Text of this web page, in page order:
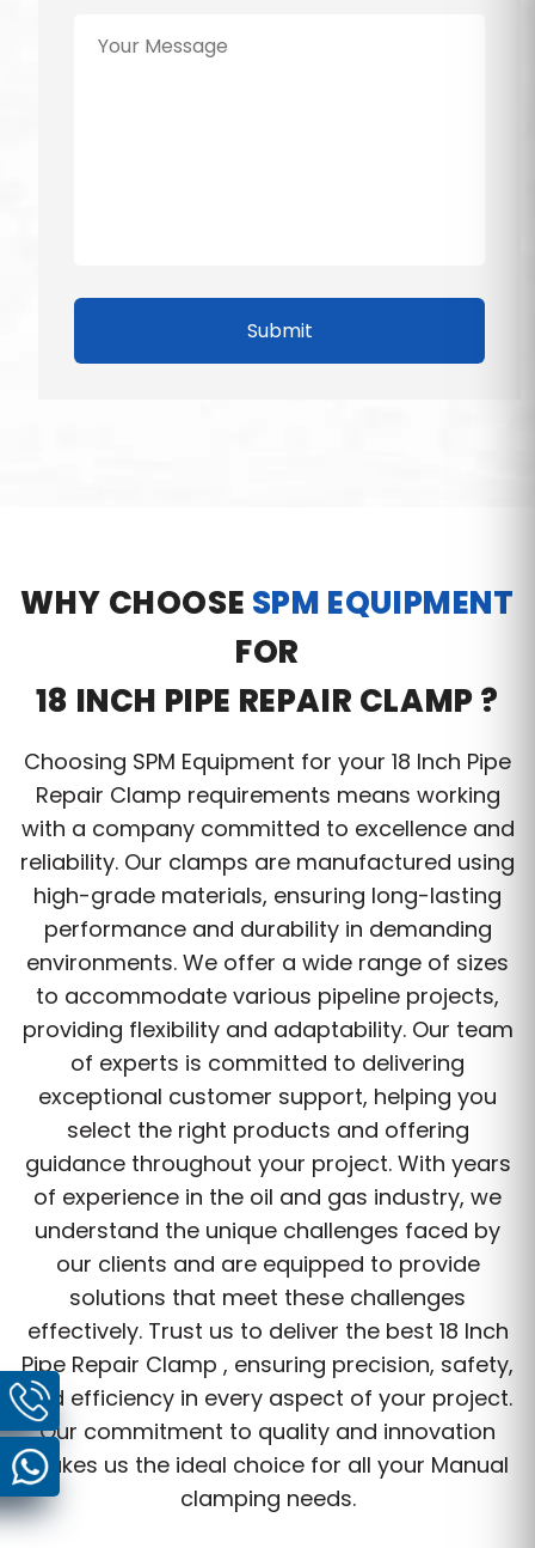
Submit
WHY CHOOSE SPM EQUIPMENT
FOR
18 INCH PIPE REPAIR CLAMP ?
Choosing SPM Equipment for your 18 Inch Pipe
Repair Clamp requirements means working
with a company committed to excellence and
reliability. Our clamps are manufactured using
high-grade materials, ensuring long-lasting
performance and durability in demanding
environments. We offer a wide range of sizes
to accommodate various pipeline projects,
providing flexibility and adaptability. Our team
of experts is committed to delivering
exceptional customer support, helping you
select the right products and offering
guidance throughout your project. With years
of experience in the oil and gas industry, we
understand the unique challenges faced by
our clients and are equipped to provide
solutions that meet these challenges
effectively. Trust us to deliver the best 18 Inch
Pipe Repair Clamp , ensuring precision, safety,
and efficiency in every aspect of your project.
Our commitment to quality and innovation
makes us the ideal choice for all your Manual
clamping needs.